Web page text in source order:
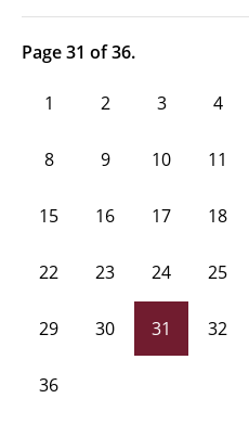
Page 31 of 36.
1 2 3 4
8 9 10 11
15 16 17 18
22 23 24 25
29 30 31 32
36